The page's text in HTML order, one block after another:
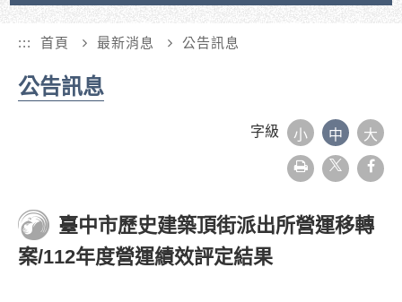
::: 首頁 最新消息 公告訊息
公告訊息
字級 小 中 大
友
善
臺中市歷史建築頂街派出所營運移轉
案/112年度營運績效評定結果